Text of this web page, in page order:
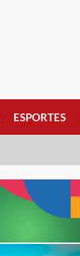
ESPORTES